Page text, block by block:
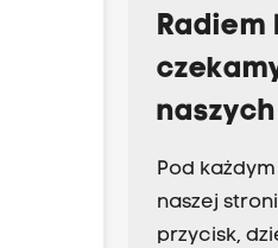
Radiem
naszych
Pod
naszej
przycisk,